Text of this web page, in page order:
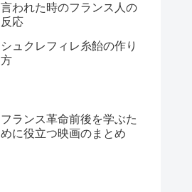
言われた時のフランス人の
反応
シュクレフィレ糸飴の作り
方
フランス革命前後を学ぶた
めに役立つ映画のまとめ